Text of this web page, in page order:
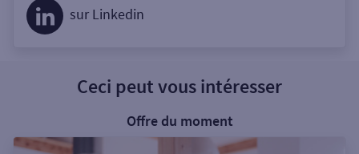
sur Linkedin
Ceci peut vous intéresser
Offre du moment